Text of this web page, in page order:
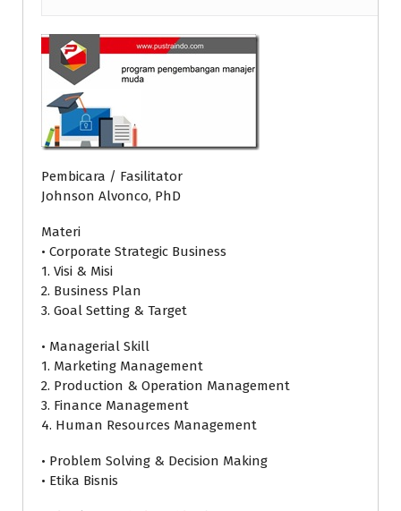
Pembicara / Fasilitator
Johnson Alvonco, PhD
Materi
• Corporate Strategic Business
1. Visi & Misi
2. Business Plan
3. Goal Setting & Target
• Managerial Skill
1. Marketing Management
2. Production & Operation Management
3. Finance Management
4. Human Resources Management
• Problem Solving & Decision Making
• Etika Bisnis